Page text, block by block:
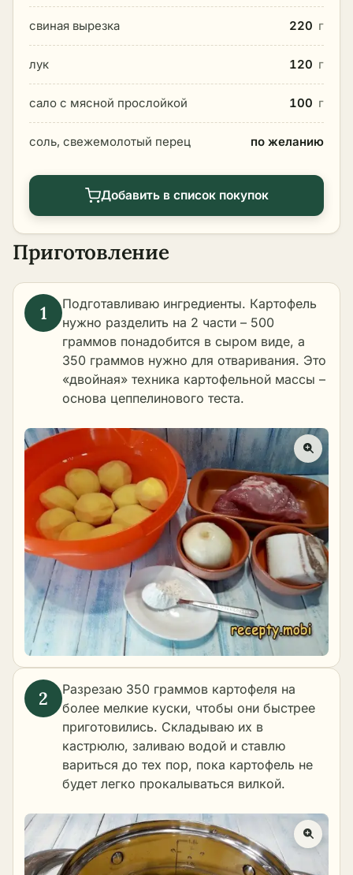
свиная вырезка 220 г
лук 120 г
сало с мясной прослойкой 100 г
соль, свежемолотый перец по желанию
Добавить в список покупок
Приготовление
Подготавливаю ингредиенты. Картофель
нужно разделить на 2 части – 500
граммов понадобится в сыром виде, а
350 граммов нужно для отваривания. Это
«двойная» техника картофельной массы –
основа цеппелинового теста.
Разрезаю 350 граммов картофеля на
более мелкие куски, чтобы они быстрее
приготовились. Складываю их в
кастрюлю, заливаю водой и ставлю
вариться до тех пор, пока картофель не
будет легко прокалываться вилкой.